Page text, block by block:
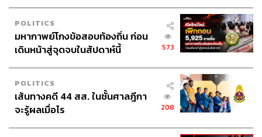
POLITICS
มหากาพย์โกงข้อสอบท้องถิ่น ก่อน
เดินหน้าสู่จุดจบในสัปดาห์นี้
573
POLITICS
เส้นทางคดี 44 สส. ในชั้นศาลฎีกา
จะรู้ผลเมื่อไร
208